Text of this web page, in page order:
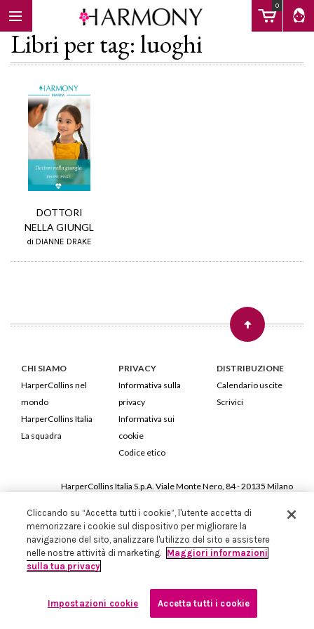
0
EBOOK
Calendario
Libri per tag: luoghi
DOTTORI
NELLA GIUNGL
di DIANNE DRAKE
CHI SIAMO
HarperCollins nel
mondo
HarperCollins Italia
La squadra
PRIVACY
Informativa sulla
privacy
Informativa sui
cookie
Codice etico
DISTRIBUZIONE
Calendario uscite
Scrivici
HarperCollins Italia S.p.A. Viale Monte Nero, 84 - 20135 Milano
Iscritta in Milano al Registro delle imprese nr.198004 e REA nr.1051898
Cliccando su “Accetta tutti i cookie”, l'utente accetta di
memorizzare i cookie sul dispositivo per migliorare la
navigazione del sito, analizzare l'utilizzo del sito e assistere
nelle nostre attività di marketing. Maggiori informazioni
sulla tua privacy
Impostazioni cookie Accetta tutti i cookie